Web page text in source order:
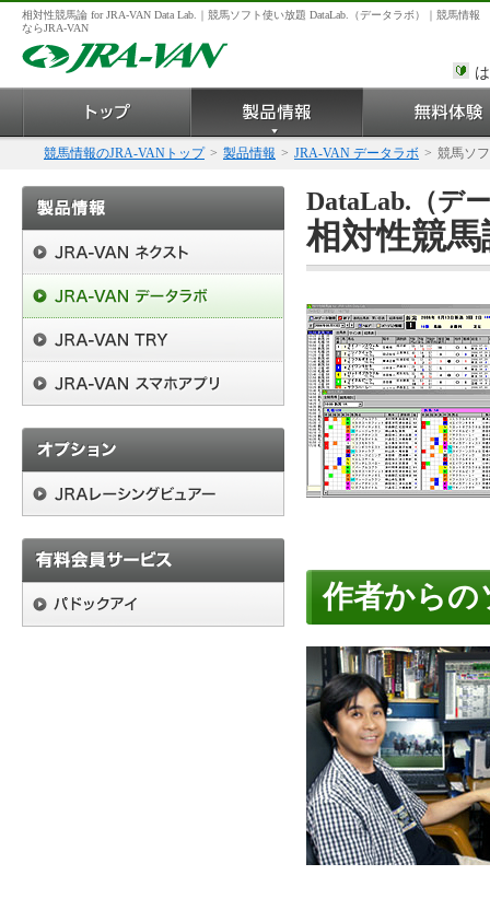
相対性競馬論 for JRA-VAN Data Lab.｜競馬ソフト使い放題 DataLab.（データラボ）｜競馬情報
ならJRA-VAN
競馬情報のJRA-VANトップ > 製品情報 > JRA-VAN データラボ > 競馬ソ
DataLab.（デ
相対性競
作者からの